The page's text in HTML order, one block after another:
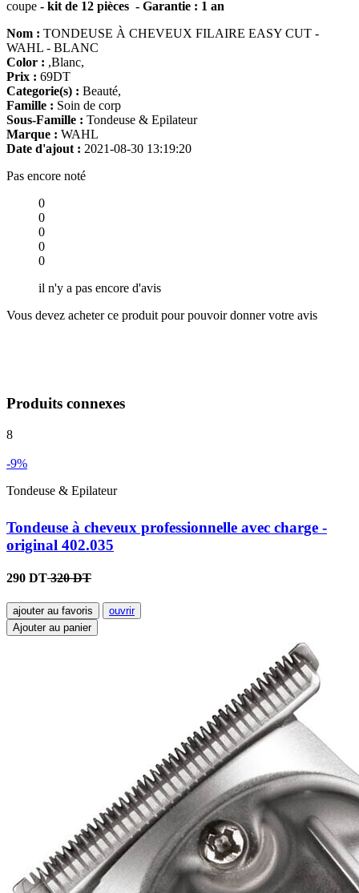
coupe - kit de 12 pièces - Garantie : 1 an
Nom : TONDEUSE À CHEVEUX FILAIRE EASY CUT -
WAHL - BLANC
Color : ,Blanc,
Prix : 69DT
Categorie(s) : Beauté,
Famille : Soin de corp
Sous-Famille : Tondeuse & Epilateur
Marque : WAHL
Date d'ajout : 2021-08-30 13:19:20
Pas encore noté
0
0
0
0
0
il n'y a pas encore d'avis
Vous devez acheter ce produit pour pouvoir donner votre avis
Produits connexes
8
-9%
Tondeuse & Epilateur
Tondeuse à cheveux professionnelle avec charge -
original 402.035
290 DT320 DT
ajouter au favoris
ouvrir
Ajouter au panier